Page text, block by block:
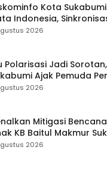
Kota
Indonesia,
Dikebut
2026
Polarisasi Jadi
Ajak Pemuda
2026
Mitigasi
KB Baitul Makmur
Boneka Tangan
2026